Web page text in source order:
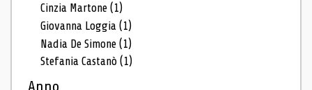
Cinzia Martone(1)
Giovanna Loggia(1)
Nadia De Simone(1)
Stefania Castanò(1)
Anno